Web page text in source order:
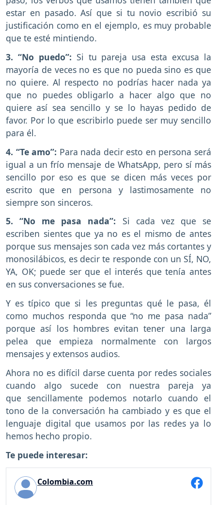
estar en pasado. Así que si tu novio escribió su
justificación como en el ejemplo, es muy probable
que te esté mintiendo.
3. “No puedo”: Si tu pareja usa esta excusa la
mayoría de veces no es que no pueda sino es que
no quiere. Al respecto no podrías hacer nada ya
que no puedes obligarlo a hacer algo que no
quiere así sea sencillo y se lo hayas pedido de
favor. Por lo que escribirlo puede ser muy sencillo
para él.
4. “Te amo”: Para nada decir esto en persona será
igual a un frío mensaje de WhatsApp, pero sí más
sencillo por eso es que se dicen más veces por
escrito que en persona y lastimosamente no
siempre son sinceros.
5. “No me pasa nada”: Si cada vez que se
escriben sientes que ya no es el mismo de antes
porque sus mensajes son cada vez más cortantes y
monosilábicos, es decir te responde con un SÍ, NO,
YA, OK; puede ser que el interés que tenía antes
en sus conversaciones se fue.
Y es típico que si les preguntas qué le pasa, él
como muchos responda que “no me pasa nada”
porque así los hombres evitan tener una larga
pelea que empieza normalmente con largos
mensajes y extensos audios.
Ahora no es difícil darse cuenta por redes sociales
cuando algo sucede con nuestra pareja ya
que sencillamente podemos notarlo cuando el
tono de la conversación ha cambiado y es que el
lenguaje digital que usamos por las redes ya lo
hemos hecho propio.
Te puede interesar:
Colombia.com